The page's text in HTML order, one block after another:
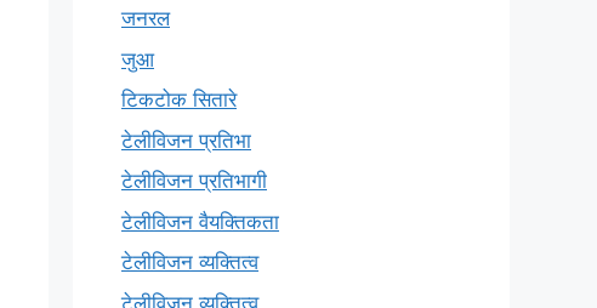
जनरल
जुआ
टिकटोक सितारे
टेलीविजन प्रतिभा
टेलीविजन प्रतिभागी
टेलीविजन वैयक्तिकता
टेलीविजन व्यक्तित्व
टेलीविज़न व्यक्तित्व